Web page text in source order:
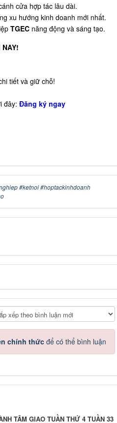
cửa hợp tác lâu dài.
xu hướng kinh doanh mới nhất.
TGEC năng động và sáng tạo.
tiết và giữ chỗ!
đây: Đăng ký ngay
#ketnoi #hoptackinhdoanh
chính thức để có thể bình luận
TÂM GIAO TUẦN THỨ 4 TUẦN 33